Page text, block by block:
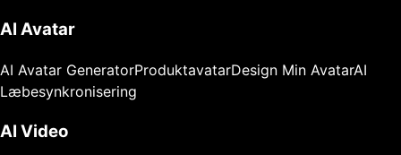
AI Avatar
AI Avatar GeneratorProduktavatarDesign Min AvatarAI
Læbesynkronisering
AI Video